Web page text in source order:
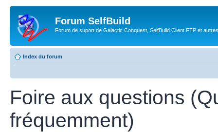
Forum SelfBuild
Forum de suport de Galactic Conquest, SelfBuild Client FTP et
Index du forum
Foire aux questions
fréquemment)